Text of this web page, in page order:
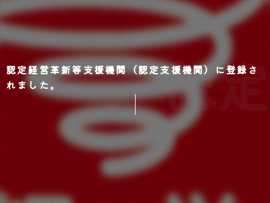
認定経営革新等支援機関（認定支援機関）に登録さ
れました。
認定